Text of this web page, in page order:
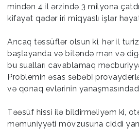
mindən 4 il ərzində 3 milyona
kifayət qədər iri miqyaslı işlər
Ancaq təssüflər olsun ki, hər il
başlayanda və bitəndə mən və
bu sualları cavablamaq
Problemin əsas səbəbi
və qonaq evlərinin
Təəsüf hissi ilə bildirməliyəm ki,
məmuniyyəti mövzusuna ciddi